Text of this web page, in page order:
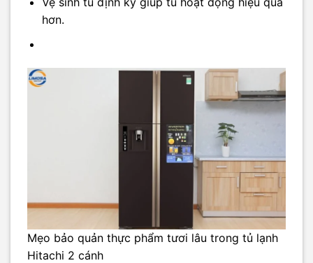
hơn.
Mẹo bảo quản thực phẩm tươi lâu trong tủ lạnh
Hitachi 2 cánh